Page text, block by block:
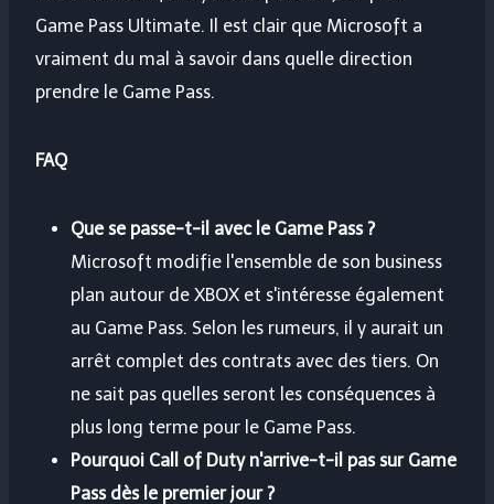
Game Pass Ultimate. Il est clair que Microsoft a
vraiment du mal à savoir dans quelle direction
prendre le Game Pass.
FAQ
Que se passe-t-il avec le Game Pass ?
Microsoft modifie l'ensemble de son business
plan autour de XBOX et s'intéresse également
au Game Pass. Selon les rumeurs, il y aurait un
arrêt complet des contrats avec des tiers. On
ne sait pas quelles seront les conséquences à
plus long terme pour le Game Pass.
Pourquoi Call of Duty n'arrive-t-il pas sur Game
Pass dès le premier jour ?